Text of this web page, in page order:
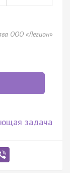
ООО «Легион»
задача